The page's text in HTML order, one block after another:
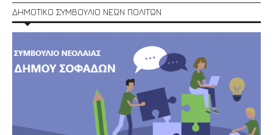
ΔΗΜΟΤΙΚΟ ΣΥΜΒΟΥΛΙΟ ΝΕΩΝ ΠΟΛΙΤΩΝ